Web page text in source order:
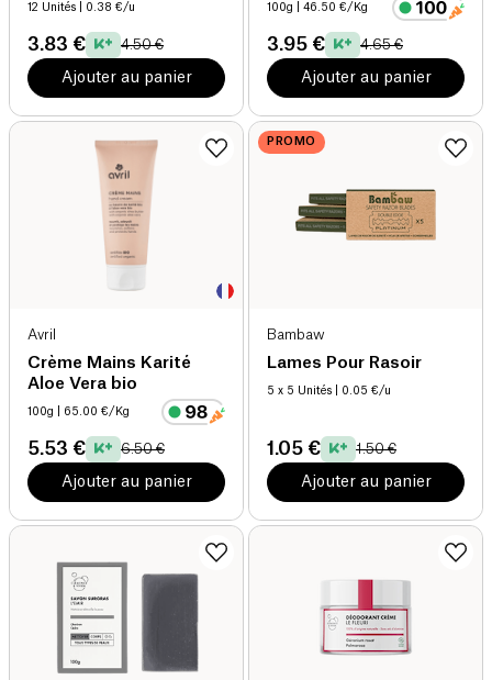
12 Unités | 0.38 €/u
3.83 € 4.50 €
Ajouter au panier
100g | 46.50 €/Kg
3.95 € 4.65 €
Ajouter au panier
Avril
Crème Mains Karité
Aloe Vera bio
100g | 65.00 €/Kg
5.53 € 6.50 €
Ajouter au panier
PROMO
Bambaw
Lames Pour Rasoir
5 x 5 Unités | 0.05 €/u
1.05 € 1.50 €
Ajouter au panier